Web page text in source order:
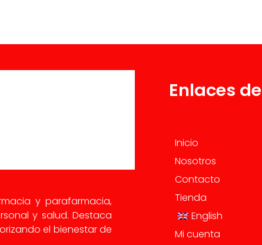
y parafarmacia,
y salud. Destaca
el bienestar de
Enlaces
Inicio
Nosotros
Contacto
Tienda
English
Mi cuenta